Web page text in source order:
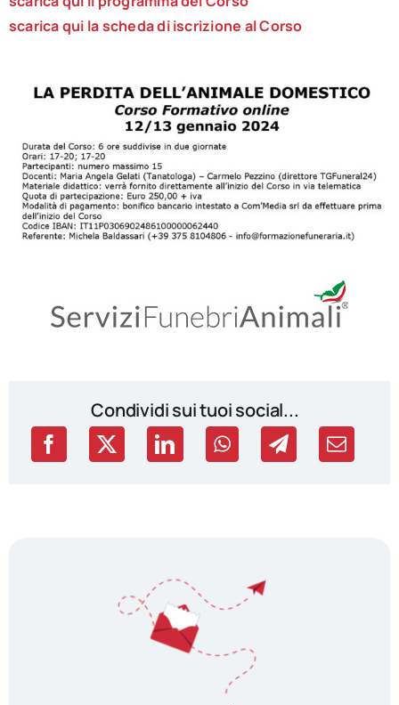
scarica qui la scheda di iscrizione al Corso
Condividi sui tuoi social...